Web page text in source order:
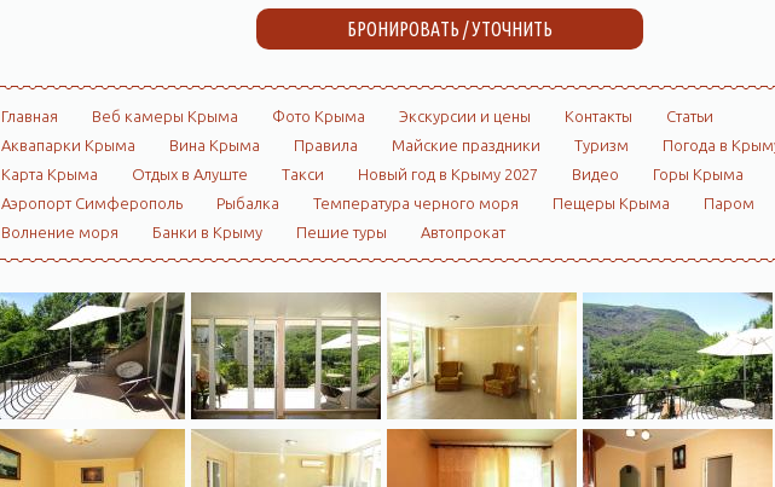
БРОНИРОВАТЬ / УТОЧНИТЬ
Главная Веб камеры Крыма Фото Крыма Экскурсии и цены Контакты
Статьи
Аквапарки Крыма
Вина Крыма Правила Майские праздники Туризм
Погода в
Карта Крыма
Отдых в Алуште Такси Новый год в Крыму 2027 Видео
Горы Крыма
Аэропорт Симферополь
Рыбалка Температура черного моря Пещеры Крыма
Паром
Волнение моря
Банки в Крыму Пешие туры Автопрокат